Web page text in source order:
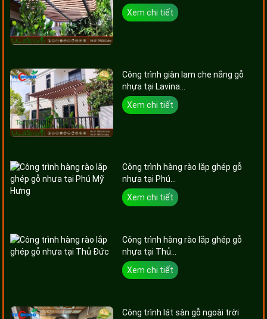
Xem chi tiết
Công trình giàn lam che nắng gỗ
nhựa tại Lavina...
Xem chi tiết
Công trình hàng rào lắp ghép gỗ
nhựa tại Phú...
Xem chi tiết
Công trình hàng rào lắp ghép gỗ
nhựa tại Thủ...
Xem chi tiết
Công trình lát sàn gỗ ngoài trời